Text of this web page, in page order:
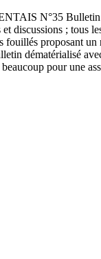
N°35 Bulletin
discussions ; tous
fouillés proposant
dématérialisé
pour une